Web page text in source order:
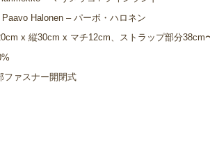
Halonen – パーボ・ハロネン
x 縦30cm x マチ12cm、ストラップ部分38cm
ファスナー開閉式